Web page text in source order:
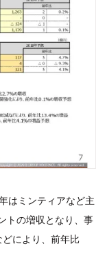
はミンティアなど主
トの増収となり、事
により、前年比